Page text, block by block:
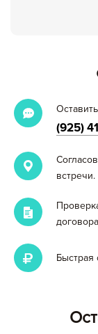
(925)
встречи.
Быстрая